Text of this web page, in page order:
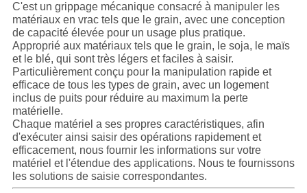
C'est un grippage mécanique consacré à manipuler les
matériaux en vrac tels que le grain, avec une conception
de capacité élevée pour un usage plus pratique.
Approprié aux matériaux tels que le grain, le soja, le maïs
et le blé, qui sont très légers et faciles à saisir.
Particulièrement conçu pour la manipulation rapide et
efficace de tous les types de grain, avec un logement
inclus de puits pour réduire au maximum la perte
matérielle.
Chaque matériel a ses propres caractéristiques, afin
d'exécuter ainsi saisir des opérations rapidement et
efficacement, nous fournir les informations sur votre
matériel et l'étendue des applications. Nous te fournissons
les solutions de saisie correspondantes.